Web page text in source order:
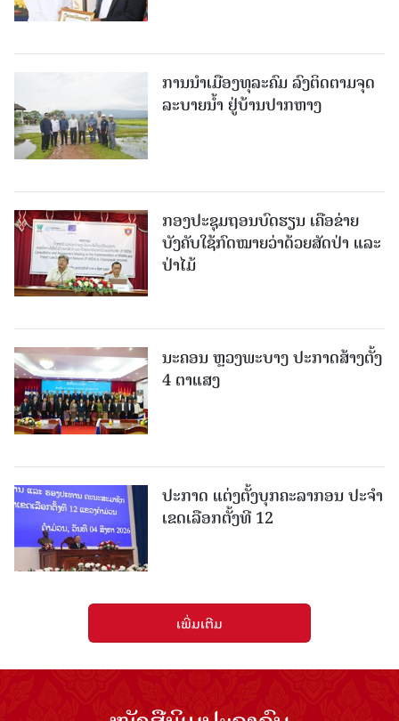
ການນໍາເມືອງທຸລະຄົມ ລົງຕິດຕາມຈຸດ
ລະບາຍນໍ້າ ຢູ່ບ້ານປາກຫາງ
ກອງປະຊຸມຖອນບົດຮຽນ ເຄືອຂ່າຍ
ບັງຄັບໃຊ້ກົດໝາຍວ່າດ້ວຍສັດປ່າ ແລະ
ປ່າໄມ້
ນະຄອນ ຫຼວງພະບາງ ປະ​ກາດ​ສ້າງ​ຕັ້ງ
4 ຕາແສງ
ປະກາດ ແຕ່ງຕັ້ງບຸກຄະລາກອນ ປະຈໍາ
ເຂດເລືອກຕັ້ງທີ 12
ເພີ່ມເຕີມ